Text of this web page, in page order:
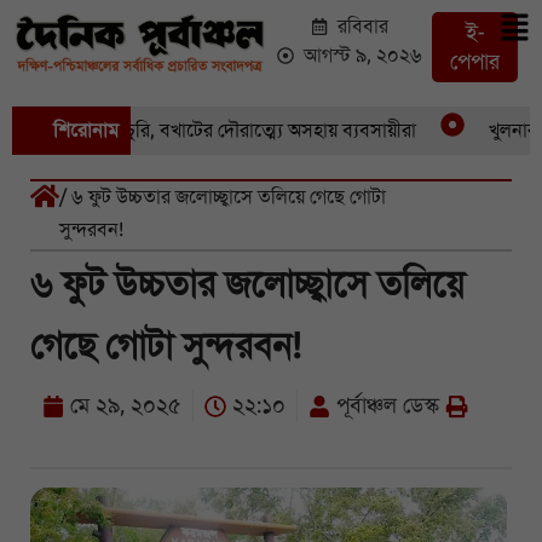
রবিবার
আগস্ট ৯, ২০২৬
ই-
পেপার
শিরোনাম
পর একচুরি, বখাটের দৌরাত্ম্যে অসহায় ব্যবসায়ীরা খুলনার
/ ৬ ফুট উচ্চতার জলোচ্ছ্বাসে তলিয়ে গেছে গোটা
সুন্দরবন!
৬ ফুট উচ্চতার জলোচ্ছ্বাসে তলিয়ে
গেছে গোটা সুন্দরবন!
মে ২৯, ২০২৫ ২২:১০ পূর্বাঞ্চল ডেস্ক